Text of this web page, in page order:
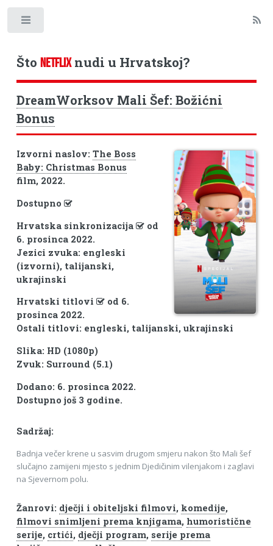
Što NETFLIXnudi u Hrvatskoj?
DreamWorksov Mali Šef: Božićni
Bonus
Izvorni naslov: The Boss
Baby: Christmas Bonus
film, 2022.
Dostupno
Hrvatska sinkronizacija
od
6. prosinca 2022.
Jezici zvuka: engleski
(izvorni), talijanski,
ukrajinski
Hrvatski titlovi
od 6.
prosinca 2022.
Ostali titlovi: engleski, talijanski, ukrajinski
Slika: HD (1080p)
Zvuk: Surround (5.1)
Dodano: 6. prosinca 2022.
Dostupno još 3 godine.
Sadržaj:
Badnja večer krene u sasvim drugom smjeru nakon što Mali šef
slučajno zamijeni mjesto s jednim Djedičinim vilenjakom i zaglavi
na Sjevernom polu.
Žanrovi: dječji i obiteljski filmovi, komedije,
filmovi snimljeni prema knjigama, humoristične
serije, crtići, dječji program, serije prema